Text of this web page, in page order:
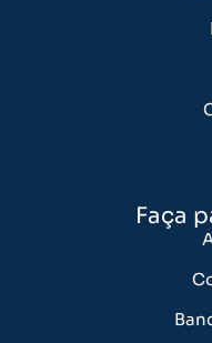
Faça